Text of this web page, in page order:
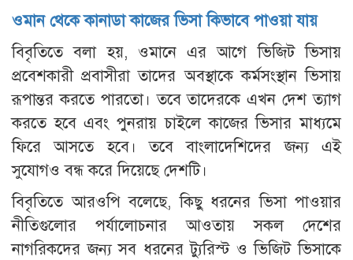
ওমান থেকে কানাডা কাজের ভিসা কিভাবে পাওয়া যায়
বিবৃতিতে বলা হয়, ওমানে এর আগে ভিজিট ভিসায়
প্রবেশকারী প্রবাসীরা তাদের অবস্থাকে কর্মসংস্থান ভিসায়
রূপান্তর করতে পারতো। তবে তাদেরকে এখন দেশ ত্যাগ
করতে হবে এবং পুনরায় চাইলে কাজের ভিসার মাধ্যমে
ফিরে আসতে হবে। তবে বাংলাদেশিদের জন্য এই
সুযোগও বন্ধ করে দিয়েছে দেশটি।
বিবৃতিতে আরওপি বলেছে, কিছু ধরনের ভিসা পাওয়ার
নীতিগুলোর পর্যালোচনার আওতায় সকল দেশের
নাগরিকদের জন্য সব ধরনের ট্যুরিস্ট ও ভিজিট ভিসাকে